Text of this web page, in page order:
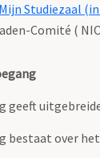
Mijn Studiezaal
Comité (
geeft
bestaat over